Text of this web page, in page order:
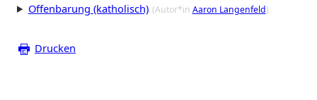
Offenbarung (katholisch) (Autor*in Aaron Langenfeld)
Drucken